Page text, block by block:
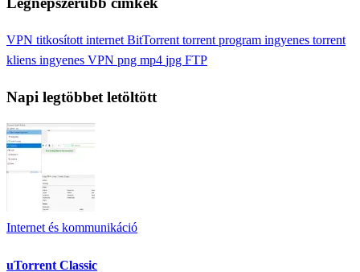
VPN titkosított internet BitTorrent torrent program ingyenes torrent
kliens ingyenes VPN png mp4 jpg FTP
Napi legtöbbet letöltött
Internet és kommunikáció
uTorrent Classic